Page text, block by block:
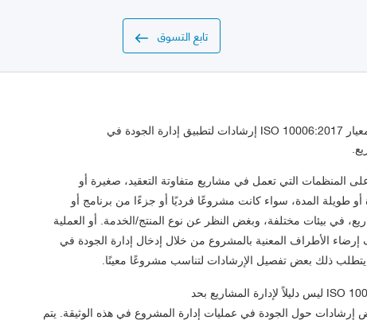
تابع التسوق
ISO 10006:2017
يتطلب ذلك بعض تفصيل الإرشادات لتناسب مشروعًا معينًا.
ISO